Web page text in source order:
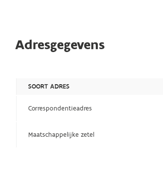
Adresgegevens
SOORT ADRES
Correspondentieadres
Maatschappelijke zetel